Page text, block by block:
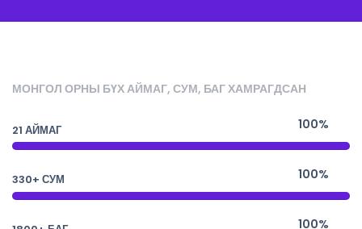
МОНГОЛ ОРНЫ БҮХ АЙМАГ, СУМ, БАГ ХАМРАГДСАН
21 АЙМАГ 100%
330+ СУМ 100%
100%